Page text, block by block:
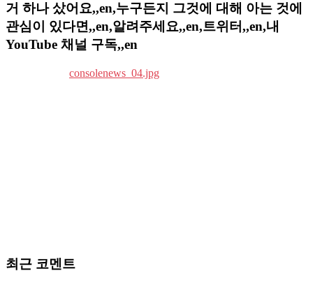
거 하나 샀어요,,en,누구든지 그것에 대해 아는 것에
관심이 있다면,,en,알려주세요,,en,트위터,,en,내
YouTube 채널 구독,,en
최근 코멘트